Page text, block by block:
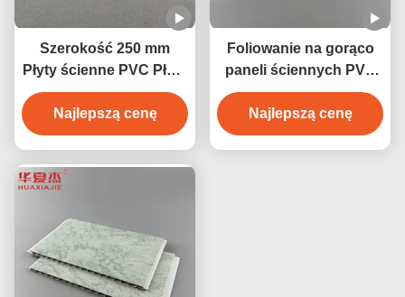
Szerokość 250 mm
Płyty ścienne PVC Płyty
sufitowe PVC
wodoodporne 250
mmx5 mm
Najlepszą cenę
Foliowanie na gorąco
paneli ściennych PVC
Łatwy montaż Łatwo
wodoodporne
Najlepszą cenę